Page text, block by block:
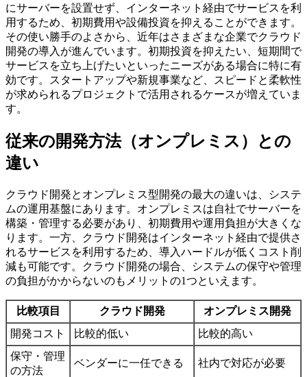
にサーバーを設置せず、インターネット経由でサービスを利
用するため、初期費用や設備投資を抑えることができます。
その使い勝手のよさから、近年はさまざまな企業でクラウド
開発の導入が進んでいます。初期投資を抑えたい、短期間で
サービスを立ち上げたいといったニーズがある場合に特に有
効です。スタートアップや新規事業など、スピードと柔軟性
が求められるプロジェクトで活用されるケースが増えていま
す。
従来の開発方法（オンプレミス）との
違い
クラウド開発とオンプレミス型開発の最大の違いは、システ
ムの運用基盤にあります。オンプレミスは自社でサーバーを
構築・管理する必要があり、初期費用や運用負担が大きくな
ります。一方、クラウド開発はインターネット経由で提供さ
れるサービスを利用するため、導入ハードルが低くコスト削
減も可能です。クラウド開発の場合、システムの保守や管理
の負担がかからないのもメリットの1つといえます。
比較項目 クラウド開発
オンプレミス開発
開発コスト
比較的低い
比較的高い
保守・管理
の方法
ベンダーに一任できる 社内で対応が必要